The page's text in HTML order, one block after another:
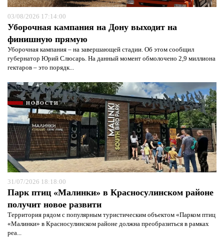
03/08/2026 17:14:00
Уборочная кампания на Дону выходит на
финишную прямую
Уборочная кампания – на завершающей стадии. Об этом сообщил
губернатор Юрий Слюсарь. На данный момент обмолочено 2,9 миллиона
гектаров – это порядк...
НОВОСТИ
31/07/2026 18:18:00
Парк птиц «Малинки» в Красносулинском районе
получит новое развити
Территория рядом с популярным туристическим объектом «Парком птиц
«Малинки» в Красносулинском районе должна преобразиться в рамках
реа...